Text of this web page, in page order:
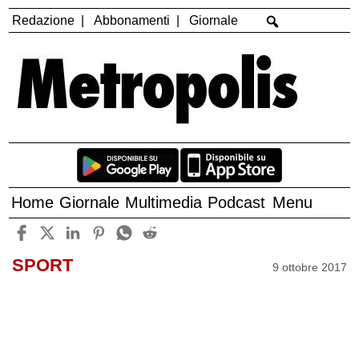
Redazione Abbonamenti Giornale
Home Giornale Multimedia Podcast Menu
SPORT 9 ottobre 2017